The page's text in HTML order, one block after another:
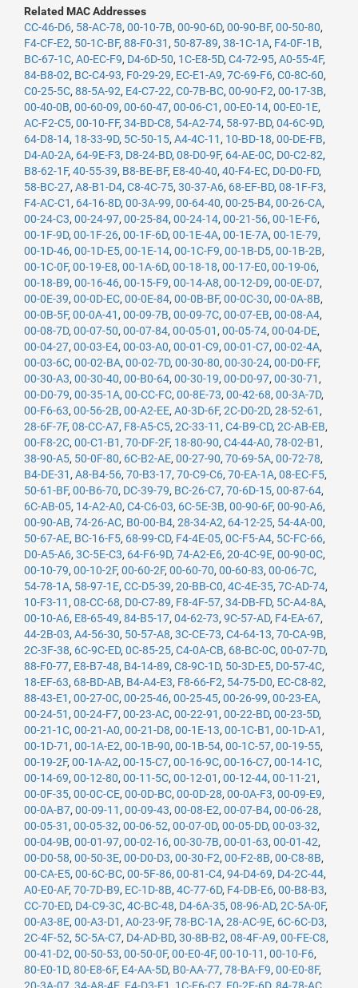
Related MAC Addresses
CC-46-D6, 58-AC-78, 00-10-7B, 00-90-6D, 00-90-BF, 00-50-80,
F4-CF-E2, 50-1C-BF, 88-F0-31 , 50-87-89, 38-1C-1A, F4-0F-1B,
BC-67-1C, A0-EC-F9, D4-6D-50, 1C-E8-5D, C4-72-95, A0-55-4F,
84-B8-02, BC-C4-93, F0-29-29, EC-E1-A9, 7C-69-F6, C0-8C-60,
C0-25-5C, 88-5A-92, E4-C7-22, C0-7B-BC, 00-90-F2, 00-17-3B,
00-40-0B, 00-60-09, 00-60-47, 00-06-C1 , 00-E0-14, 00-E0-1E,
AC-F2-C5, 00-10-FF, 34-BD-C8, 54-A2-74, 58-97-BD, 04-6C-9D,
64-D8-14, 18-33-9D, 5C-50-15, A4-4C-11 , 10-BD-18, 00-DE-FB,
D4-A0-2A, 64-9E-F3, D8-24-BD, 08-D0-9F, 64-AE-0C, D0-C2-82,
B8-62-1F, 40-55-39, B8-BE-BF, E8-40-40, 40-F4-EC, D0-D0-FD,
58-BC-27, A8-B1-D4, C8-4C-75, 30-37-A6, 68-EF-BD, 08-1F-F3,
F4-AC-C1 , 64-16-8D, 00-3A-99, 00-64-40, 00-25-B4, 00-26-CA,
00-24-C3, 00-24-97, 00-25-84, 00-24-14, 00-21-56, 00-1E-F6,
00-1F-9D, 00-1F-26, 00-1F-6D, 00-1E-4A, 00-1E-7A, 00-1E-79,
00-1D-46, 00-1D-E5, 00-1E-14, 00-1C-F9, 00-1B-D5, 00-1B-2B,
00-1C-0F, 00-19-E8, 00-1A-6D, 00-18-18, 00-17-E0, 00-19-06,
00-18-B9, 00-16-46, 00-15-F9, 00-14-A8, 00-12-D9, 00-0E-D7,
00-0E-39, 00-0D-EC, 00-0E-84, 00-0B-BF, 00-0C-30, 00-0A-8B,
00-0B-5F, 00-0A-41 , 00-09-7B, 00-09-7C, 00-07-EB, 00-08-A4,
00-08-7D, 00-07-50, 00-07-84, 00-05-01 , 00-05-74, 00-04-DE,
00-04-27, 00-03-E4, 00-03-A0, 00-01-C9, 00-01-C7, 00-02-4A,
00-03-6C, 00-02-BA, 00-02-7D, 00-30-80, 00-30-24, 00-D0-FF,
00-30-A3, 00-30-40, 00-B0-64, 00-30-19, 00-D0-97, 00-30-71 ,
00-D0-79, 00-35-1A, 00-CC-FC, 00-8E-73, 00-42-68, 00-3A-7D,
00-F6-63, 00-56-2B, 00-A2-EE, A0-3D-6F, 2C-D0-2D, 28-52-61 ,
28-6F-7F, 08-CC-A7, F8-A5-C5, 2C-33-11 , C4-B9-CD, 2C-AB-EB,
00-F8-2C, 00-C1-B1 , 70-DF-2F, 18-80-90, C4-44-A0, 78-02-B1 ,
38-90-A5, 50-0F-80, 6C-B2-AE, 00-27-90, 70-69-5A, 00-72-78,
B4-DE-31 , A8-B4-56, 70-B3-17, 70-C9-C6, 70-EA-1A, 08-EC-F5,
50-61-BF, 00-B6-70, DC-39-79, BC-26-C7, 70-6D-15, 00-87-64,
6C-AB-05, 14-A2-A0, C4-C6-03, 6C-5E-3B, 00-90-6F, 00-90-A6,
00-90-AB, 74-26-AC, B0-00-B4, 28-34-A2, 64-12-25, 54-4A-00,
50-67-AE, BC-16-F5, 68-99-CD, F4-4E-05, 0C-F5-A4, 5C-FC-66,
D0-A5-A6, 3C-5E-C3, 64-F6-9D, 74-A2-E6, 20-4C-9E, 00-90-0C,
00-10-79, 00-10-2F, 00-60-2F, 00-60-70, 00-60-83, 00-06-7C,
54-78-1A, 58-97-1E, CC-D5-39, 20-BB-C0, 4C-4E-35, 7C-AD-74,
10-F3-11 , 08-CC-68, D0-C7-89, F8-4F-57, 34-DB-FD, 5C-A4-8A,
00-10-A6, E8-65-49, 84-B5-17, 04-62-73, 9C-57-AD, F4-EA-67,
44-2B-03, A4-56-30, 50-57-A8, 3C-CE-73, C4-64-13, 70-CA-9B,
2C-3F-38, 6C-9C-ED, 0C-85-25, C4-0A-CB, 68-BC-0C, 00-07-7D,
88-F0-77, E8-B7-48, B4-14-89, C8-9C-1D, 50-3D-E5, D0-57-4C,
18-EF-63, 68-BD-AB, B4-A4-E3, F8-66-F2, 54-75-D0, EC-C8-82,
88-43-E1 , 00-27-0C, 00-25-46, 00-25-45, 00-26-99, 00-23-EA,
00-24-51 , 00-24-F7, 00-23-AC, 00-22-91 , 00-22-BD, 00-23-5D,
00-21-1C, 00-21-A0, 00-21-D8, 00-1E-13, 00-1C-B1 , 00-1D-A1 ,
00-1D-71 , 00-1A-E2, 00-1B-90, 00-1B-54, 00-1C-57, 00-19-55,
00-19-2F, 00-1A-A2, 00-15-C7, 00-16-9C, 00-16-C7, 00-14-1C,
00-14-69, 00-12-80, 00-11-5C, 00-12-01 , 00-12-44, 00-11-21 ,
00-0F-35, 00-0C-CE, 00-0D-BC, 00-0D-28, 00-0A-F3, 00-09-E9,
00-0A-B7, 00-09-11 , 00-09-43, 00-08-E2, 00-07-B4, 00-06-28,
00-05-31 , 00-05-32, 00-06-52, 00-07-0D, 00-05-DD, 00-03-32,
00-04-9B, 00-01-97, 00-02-16, 00-30-7B, 00-01-63, 00-01-42,
00-D0-58, 00-50-3E, 00-D0-D3, 00-30-F2, 00-F2-8B, 00-C8-8B,
00-CA-E5, 00-6C-BC, 00-5F-86, 00-81-C4, 94-D4-69, D4-2C-44,
A0-E0-AF, 70-7D-B9, EC-1D-8B, 4C-77-6D, F4-DB-E6, 00-B8-B3,
CC-70-ED, D4-C9-3C, 4C-BC-48, D4-6A-35, 08-96-AD, 2C-5A-0F,
00-A3-8E, 00-A3-D1 , A0-23-9F, 78-BC-1A, 28-AC-9E, 6C-6C-D3,
2C-4F-52, 5C-5A-C7, D4-AD-BD, 30-8B-B2, 08-4F-A9, 00-FE-C8,
00-41-D2, 00-50-53, 00-50-0F, 00-E0-4F, 00-10-11 , 00-10-F6,
80-E0-1D, 80-E8-6F, E4-AA-5D, B0-AA-77, 78-BA-F9, 00-E0-8F,